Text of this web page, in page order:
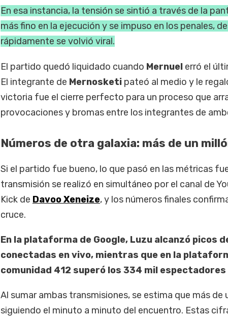
En esa instancia, la tensión se sintió a través de la
más fino en la ejecución y se impuso en los penales,
rápidamente se volvió viral.
El partido quedó liquidado cuando Mernuel erró el
El integrante de Mernosketi pateó al medio y le
victoria fue el cierre perfecto para un proceso que
provocaciones y bromas entre los integrantes de
Números de otra galaxia: más de un
Si el partido fue bueno, lo que pasó en las métricas
transmisión se realizó en simultáneo por el canal de
Kick de Davoo Xeneize, y los números finales
cruce.
En la plataforma de Google, Luzu alcanzó picos
conectadas en vivo, mientras que en la
comunidad 412 superó los 334 mil
Al sumar ambas transmisiones, se estima que más de
siguiendo el minuto a minuto del encuentro. Estas